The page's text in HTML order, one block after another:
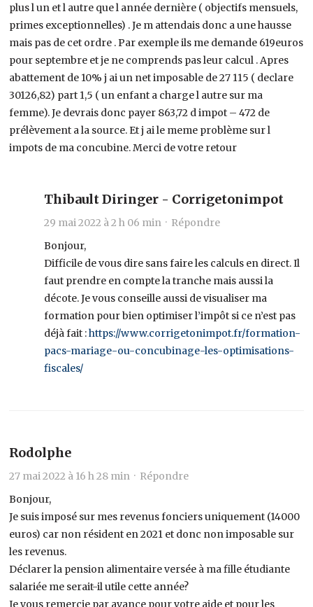
plus l un et l autre que l année dernière ( objectifs mensuels,
primes exceptionnelles) . Je m attendais donc a une hausse
mais pas de cet ordre . Par exemple ils me demande 619euros
pour septembre et je ne comprends pas leur calcul . Apres
abattement de 10% j ai un net imposable de 27 115 ( declare
30126,82) part 1,5 ( un enfant a charge l autre sur ma
femme). Je devrais donc payer 863,72 d impot – 472 de
prélèvement a la source. Et j ai le meme problème sur l
impots de ma concubine. Merci de votre retour
Thibault Diringer - Corrigetonimpot
29 mai 2022 à 2 h 06 min · Répondre
Bonjour,
Difficile de vous dire sans faire les calculs en direct. Il
faut prendre en compte la tranche mais aussi la
décote. Je vous conseille aussi de visualiser ma
formation pour bien optimiser l’impôt si ce n’est pas
déjà fait :https://www.corrigetonimpot.fr/formation-
pacs-mariage-ou-concubinage-les-optimisations-
fiscales/
Rodolphe
27 mai 2022 à 16 h 28 min · Répondre
Bonjour,
Je suis imposé sur mes revenus fonciers uniquement (14000
euros) car non résident en 2021 et donc non imposable sur
les revenus.
Déclarer la pension alimentaire versée à ma fille étudiante
salariée me serait-il utile cette année?
Je vous remercie par avance pour votre aide et pour les